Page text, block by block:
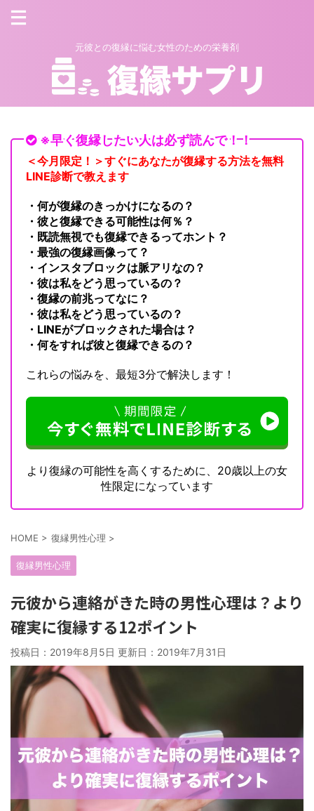
元彼との復縁に悩む女性のための栄養剤
※早く復縁したい人は必ず読んで！！
＜今月限定！＞すぐにあなたが復縁する方法を無料
LINE診断で教えます
・何が復縁のきっかけになるの？
・彼と復縁できる可能性は何％？
・既読無視でも復縁できるってホント？
・最強の復縁画像って？
・インスタブロックは脈アリなの？
・彼は私をどう思っているの？
・復縁の前兆ってなに？
・彼は私をどう思っているの？
・LINEがブロックされた場合は？
・何をすれば彼と復縁できるの？
これらの悩みを、最短3分で解決します！
より復縁の可能性を高くするために、20歳以上の女
性限定になっています
HOME > 復縁男性心理 >
復縁男性心理
元彼から連絡がきた時の男性心理は？より
確実に復縁する12ポイント
投稿日：2019年8月5日 更新日： 2019年7月31日